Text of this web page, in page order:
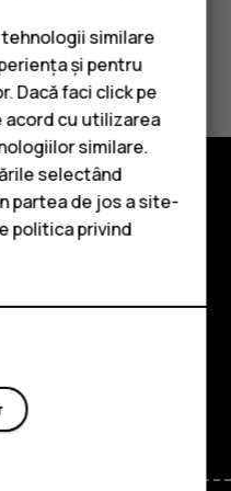
informații?
similare
și pentru
Dacă faci click pe
acord cu utilizarea
similare.
selectând
partea de jos a site-
politica privind